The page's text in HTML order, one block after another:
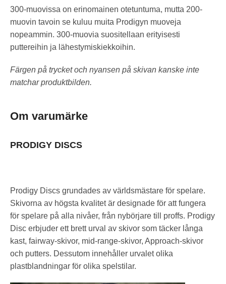
300-muovissa on erinomainen otetuntuma, mutta 200-
muovin tavoin se kuluu muita Prodigyn muoveja
nopeammin. 300-muovia suositellaan erityisesti
puttereihin ja lähestymiskiekkoihin.
Färgen på trycket och nyansen på skivan kanske inte
matchar produktbilden.
Om varumärke
PRODIGY DISCS
Prodigy Discs grundades av världsmästare för spelare.
Skivorna av högsta kvalitet är designade för att fungera
för spelare på alla nivåer, från nybörjare till proffs. Prodigy
Disc erbjuder ett brett urval av skivor som täcker långa
kast, fairway-skivor, mid-range-skivor, Approach-skivor
och putters. Dessutom innehåller urvalet olika
plastblandningar för olika spelstilar.